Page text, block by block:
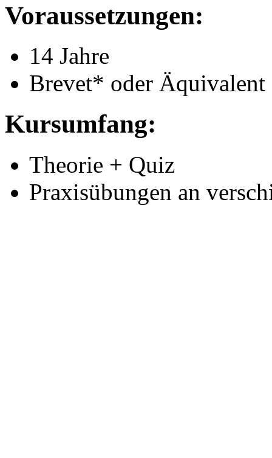
Voraussetzungen:
14 Jahre
Brevet* oder Äquivalent
Kursumfang:
Theorie + Quiz
Praxisübungen an